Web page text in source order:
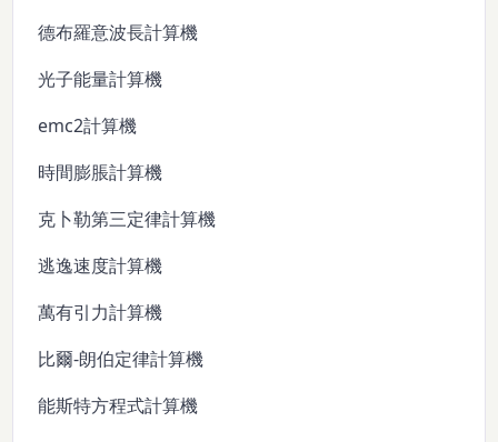
德布羅意波長計算機
光子能量計算機
emc2計算機
時間膨脹計算機
克卜勒第三定律計算機
逃逸速度計算機
萬有引力計算機
比爾-朗伯定律計算機
能斯特方程式計算機